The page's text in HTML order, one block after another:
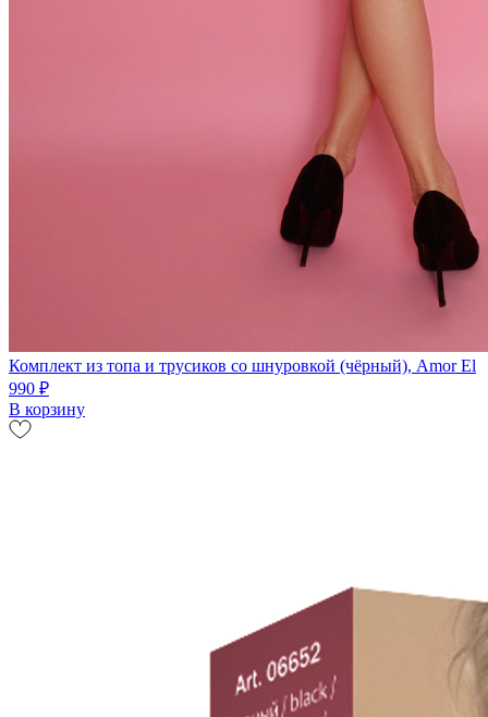
Комплект из топа и трусиков со шнуровкой (чёрный), Amor El
990 ₽
В корзину